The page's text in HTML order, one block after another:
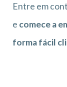
Entre em
e comece a
forma fácil